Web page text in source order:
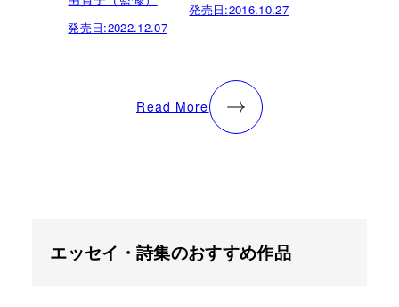
発売日:2022.12.07
発売日:2016.10.27
Read More
エッセイ・詩集のおすすめ作品